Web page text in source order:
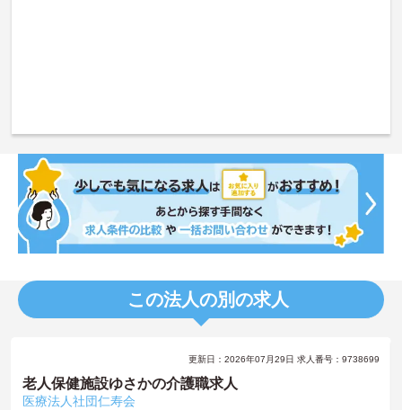
この法人の別の求人
更新日：2026年07月29日 求人番号：9738699
老人保健施設ゆさかの介護職求人
医療法人社団仁寿会